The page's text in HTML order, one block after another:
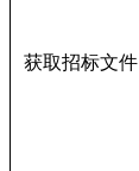
获取招标文件